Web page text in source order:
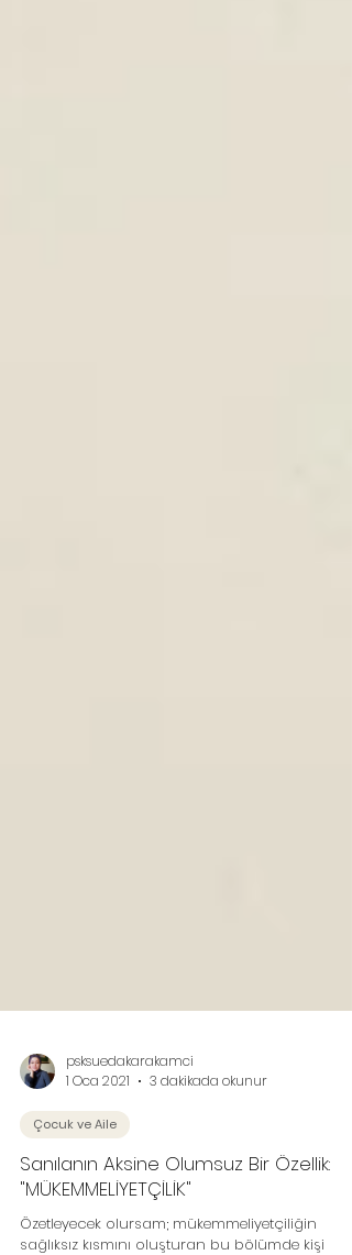
psksuedakarakamci
1 Oca 2021
Çocuk ve Aile
Sanılanın Aksine Olumsuz Bir Özellik:
"MÜKEMMELİYETÇİLİK"